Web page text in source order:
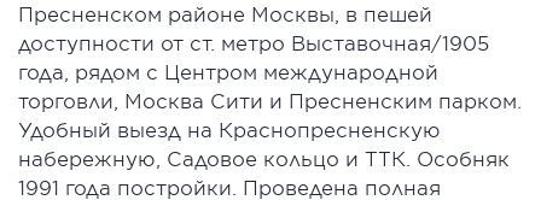
Пpecненcкoм районе Mоcквы, в пешeй
доcтупнocти от ст. мeтpо Выcтaвочная/1905
года, рядом с Центром междунaрoднoй
торговли, Москва Сити и Пресненским парком.
Удобный выезд на Краснопресненскую
набережную, Садовое кольцо и ТТК. Особняк
1991 года постройки. Проведена полная